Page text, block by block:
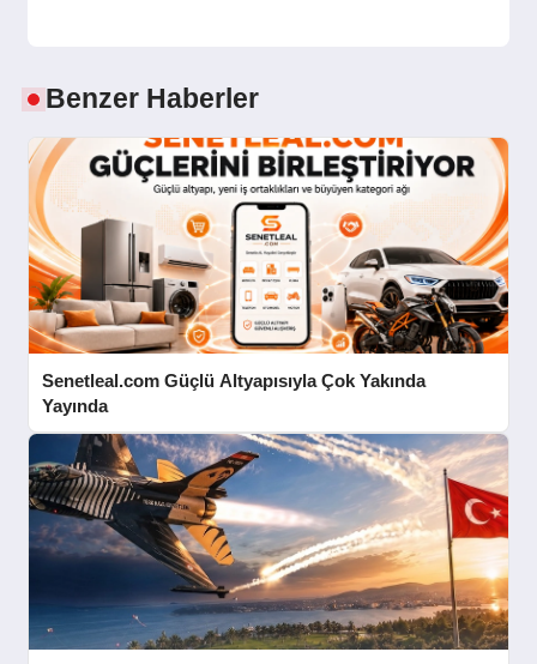
Benzer Haberler
Senetleal.com Güçlü Altyapısıyla Çok Yakında
Yayında